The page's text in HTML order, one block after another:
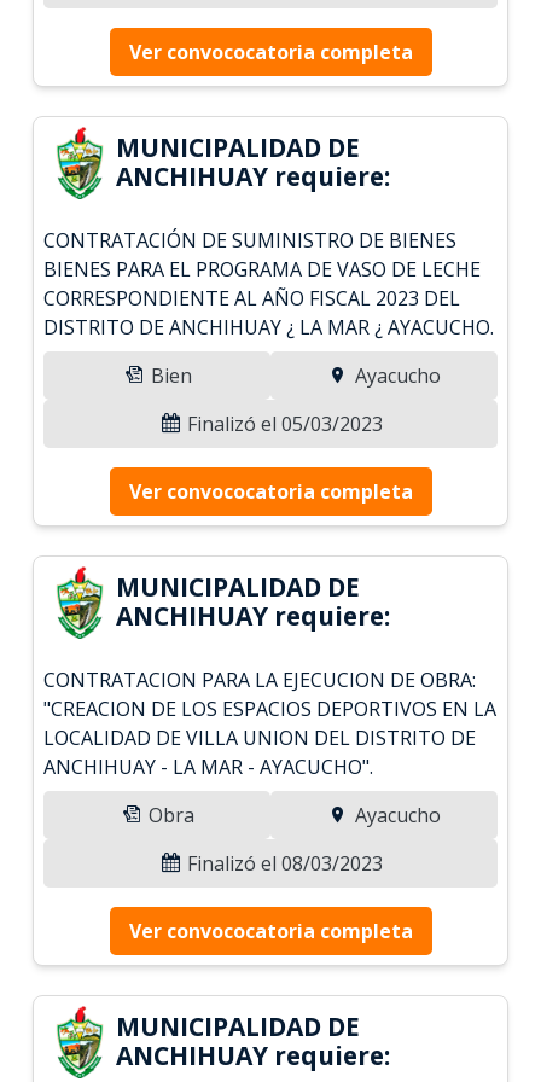
Ver convococatoria completa
MUNICIPALIDAD DE
ANCHIHUAY requiere:
CONTRATACIÓN DE SUMINISTRO DE BIENES
BIENES PARA EL PROGRAMA DE VASO DE LECHE
CORRESPONDIENTE AL AÑO FISCAL 2023 DEL
DISTRITO DE ANCHIHUAY ¿ LA MAR ¿ AYACUCHO.
Bien
Ayacucho
Finalizó el 05/03/2023
Ver convococatoria completa
MUNICIPALIDAD DE
ANCHIHUAY requiere:
CONTRATACION PARA LA EJECUCION DE OBRA:
"CREACION DE LOS ESPACIOS DEPORTIVOS EN LA
LOCALIDAD DE VILLA UNION DEL DISTRITO DE
ANCHIHUAY - LA MAR - AYACUCHO".
Obra
Ayacucho
Finalizó el 08/03/2023
Ver convococatoria completa
MUNICIPALIDAD DE
ANCHIHUAY requiere: